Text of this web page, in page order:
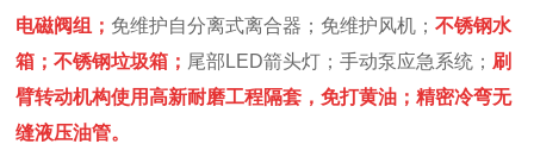
电磁阀组； 免维护自分离式离合器；免维护风机；不锈钢水
箱；不锈钢垃圾箱； 尾部LED箭头灯；手动泵应急系统； 刷
臂转动机构使用高新耐磨工程隔套，免打黄油；精密冷弯无
缝液压油管。